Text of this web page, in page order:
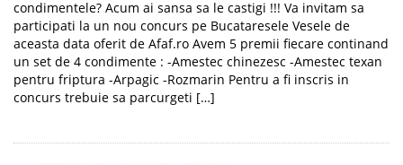
condimentele? Acum ai sansa sa le castigi !!! Va invitam sa
participati la un nou concurs pe Bucataresele Vesele de
aceasta data oferit de Afaf.ro Avem 5 premii fiecare continand
un set de 4 condimente : -Amestec chinezesc -Amestec texan
pentru friptura -Arpagic -Rozmarin Pentru a fi inscris in
concurs trebuie sa parcurgeti […]